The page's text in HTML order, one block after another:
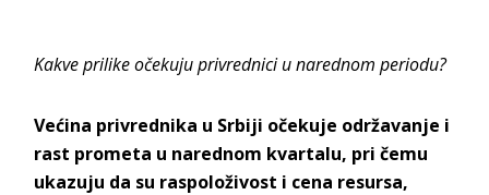
Kakve prilike očekuju privrednici u narednom periodu?
Većina privrednika u Srbiji očekuje održavanje i
rast prometa u narednom kvartalu, pri čemu
ukazuju da su raspoloživost i cena resursa,